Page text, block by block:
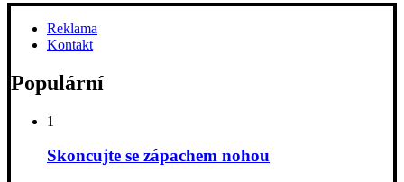
Reklama
Kontakt
Populární
1
Skoncujte se zápachem nohou